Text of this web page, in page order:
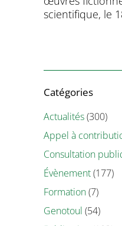
scientifique, le
Catégories
Actualités(300)
Appel à
Consultation
Évènement(177)
Formation(7)
Genotoul (54)